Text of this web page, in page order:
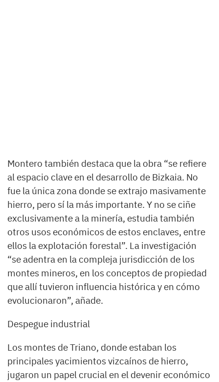
Montero también destaca que la obra “se refiere
al espacio clave en el desarrollo de Bizkaia. No
fue la única zona donde se extrajo masivamente
hierro, pero sí la más importante. Y no se ciñe
exclusivamente a la minería, estudia también
otros usos económicos de estos enclaves, entre
ellos la explotación forestal”. La investigación
“se adentra en la compleja jurisdicción de los
montes mineros, en los conceptos de propiedad
que allí tuvieron influencia histórica y en cómo
evolucionaron”, añade.
Despegue industrial
Los montes de Triano, donde estaban los
principales yacimientos vizcaínos de hierro,
jugaron un papel crucial en el devenir económico